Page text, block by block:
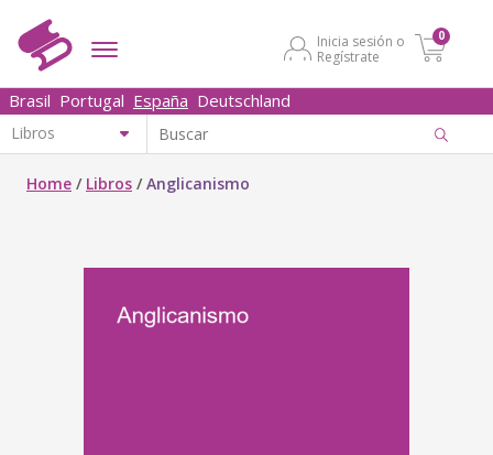
Inicia sesión o
Regístrate
0
Brasil Portugal España Deutschland
Home / Libros /Anglicanismo